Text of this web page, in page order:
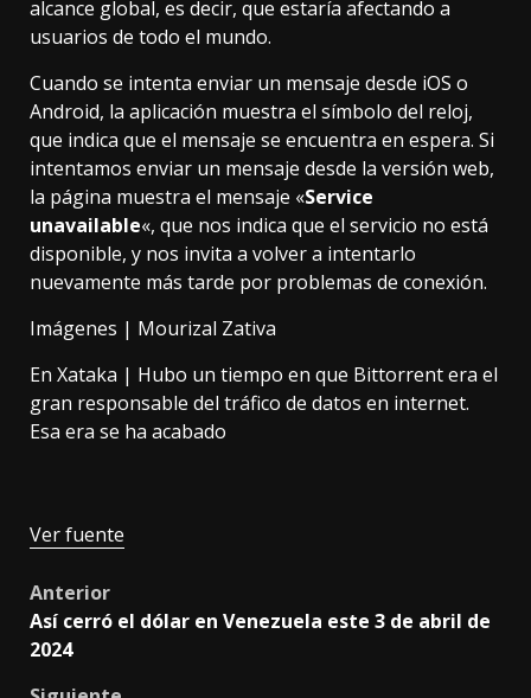
alcance global, es decir, que estaría afectando a
usuarios de todo el mundo.
Cuando se intenta enviar un mensaje desde iOS o
Android, la aplicación muestra el símbolo del reloj,
que indica que el mensaje se encuentra en espera. Si
intentamos enviar un mensaje desde la versión web,
la página muestra el mensaje «Service
unavailable«, que nos indica que el servicio no está
disponible, y nos invita a volver a intentarlo
nuevamente más tarde por problemas de conexión.
Imágenes | Mourizal Zativa
En Xataka | Hubo un tiempo en que Bittorrent era el
gran responsable del tráfico de datos en internet.
Esa era se ha acabado
Ver fuente
Post
navigation
Anterior
Así cerró el dólar en Venezuela este 3 de abril de
2024